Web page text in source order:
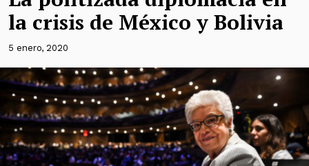
la crisis de México y Bolivia
5 enero, 2020